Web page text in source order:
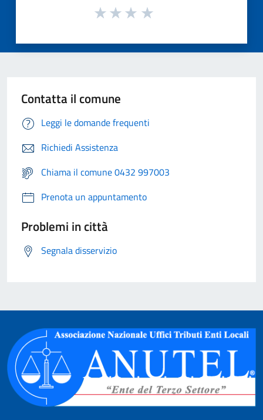
Contatta il comune
Leggi le domande frequenti
Richiedi Assistenza
Chiama il comune 0432 997003
Prenota un appuntamento
Problemi in città
Segnala disservizio